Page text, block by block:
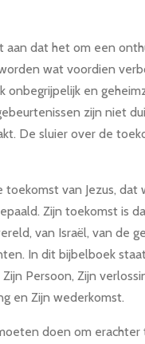
aan dat het om een
wat voordien
onbegrijpelijk en
zijn niet
De sluier over de
van Jezus, dat
Zijn toekomst is
van Israël, van de
In dit bijbelboek
Persoon, Zijn
en Zijn wederkomst.
doen om erachter